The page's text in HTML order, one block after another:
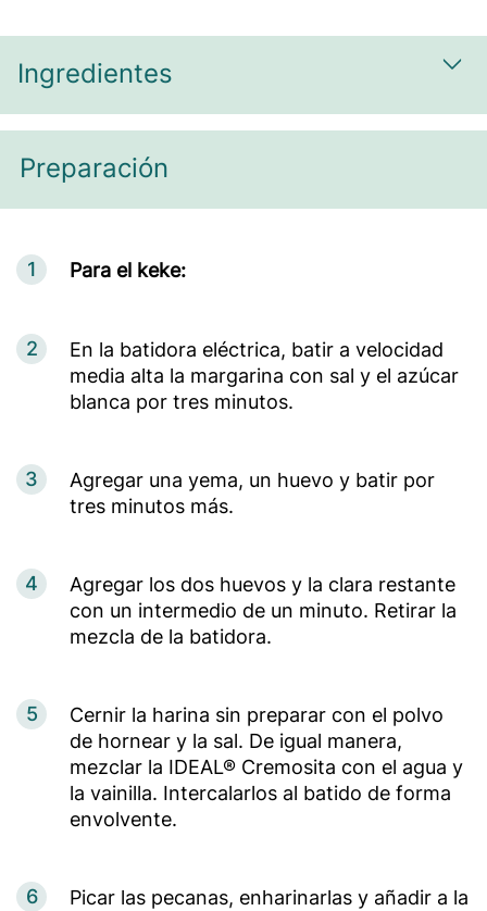
Ingredientes
Preparación
1 Para el keke:
2
En la batidora eléctrica, batir a velocidad
media alta la margarina con sal y el azúcar
blanca por tres minutos.
3
Agregar una yema, un huevo y batir por
tres minutos más.
4
Agregar los dos huevos y la clara restante
con un intermedio de un minuto. Retirar la
mezcla de la batidora.
5
Cernir la harina sin preparar con el polvo
de hornear y la sal. De igual manera,
mezclar la IDEAL® Cremosita con el agua y
la vainilla. Intercalarlos al batido de forma
envolvente.
6
Picar las pecanas, enharinarlas y añadir a la